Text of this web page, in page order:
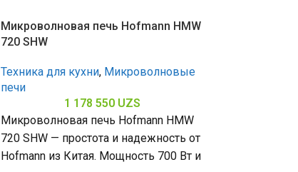
Микроволновая печь Hofmann HMW
720 SHW
Техника для кухни, Микроволновые
печи
1 178 550 UZS
Микроволновая печь Hofmann HMW
720 SHW — простота и надежность от
Hofmann из Китая. Мощность 700 Вт и